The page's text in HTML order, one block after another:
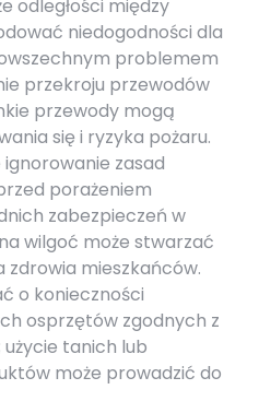
odległości między
niedogodności dla
problemem
przekroju przewodów
przewody mogą
się i ryzyka pożaru.
zasad
porażeniem
zabezpieczeń w
wilgoć może stwarzać
zdrowia mieszkańców.
o konieczności
osprzętów zgodnych z
tanich lub
może prowadzić do